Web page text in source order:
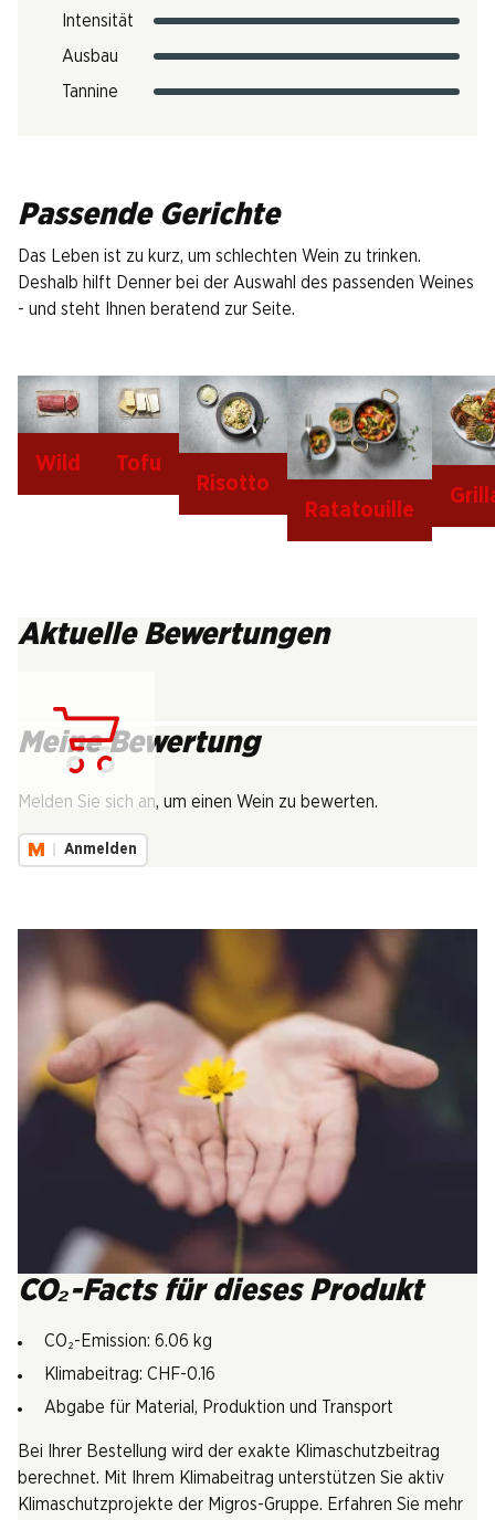
Intensität
Ausbau
Tannine
Passende Gerichte
Das Leben ist zu kurz, um schlechten Wein zu trinken.
Deshalb hilft Denner bei der Auswahl des passenden Weines
- und steht Ihnen beratend zur Seite.
Wild
Tofu
Risotto
Ratatouille
Aktuelle Bewertungen
Meine Bewertung
Melden Sie sich an, um einen Wein zu bewerten.
Anmelden
CO₂-Facts für dieses Produkt
CO₂-Emission: 6.06 kg
Klimabeitrag: CHF-0.16
Abgabe für Material, Produktion und Transport
Bei Ihrer Bestellung wird der exakte Klimaschutzbeitrag
berechnet. Mit Ihrem Klimabeitrag unterstützen Sie aktiv
Klimaschutzprojekte der Migros-Gruppe. Erfahren Sie mehr